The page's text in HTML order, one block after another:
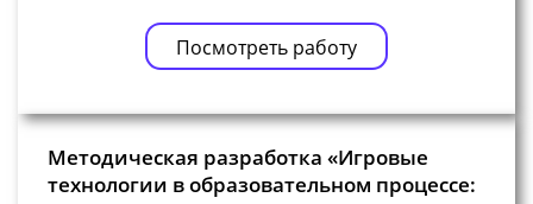
Посмотреть работу
Методическая разработка «Игровые
технологии в образовательном процессе: